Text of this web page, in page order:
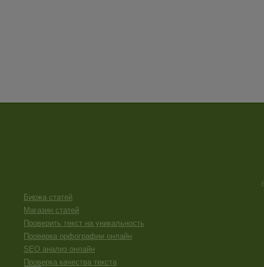
Биржа статей
Магазин статей
Проверить текст на уникальность
Проверка орфографии онлайн
SEO анализ онлайн
Проверка качества текста